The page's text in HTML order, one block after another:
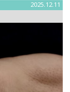
2025.12.11